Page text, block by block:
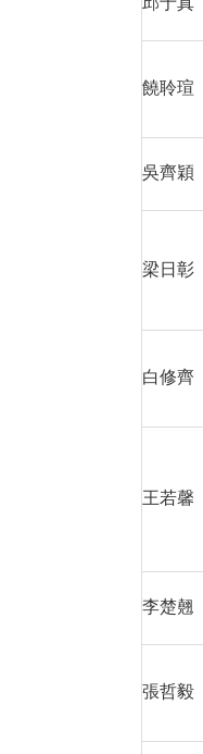
饒聆瑄
吳齊穎
梁日彰
白修齊
王若馨
李楚翹
張哲毅